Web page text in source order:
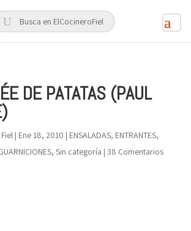
DE PATATAS (PAUL
| Ene 18, 2010 | ENSALADAS, ENTRANTES,
, Sin categoría | 38 Comentarios